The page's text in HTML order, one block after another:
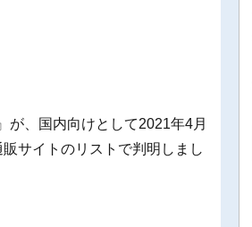
が、国内向けとして2021年4月
販サイトのリストで判明しまし